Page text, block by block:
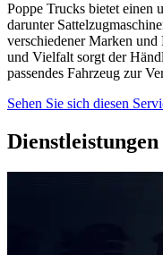
Poppe Trucks bietet einen
darunter
verschiedener Marken
und Vielfalt sorgt der
passendes Fahrzeug zur
Sehen Sie sich diesen
Dienstleistungen